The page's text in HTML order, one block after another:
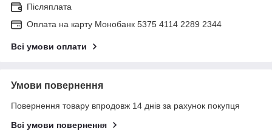
Післяплата
Оплата на карту Монобанк 5375 4114 2289 2344
Всі умови оплати
Умови повернення
Повернення товару впродовж 14 днів за рахунок покупця
Всі умови повернення